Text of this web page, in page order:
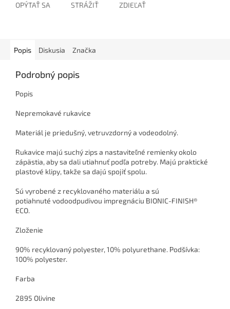
OPÝTAŤ SA STRÁŽIŤ ZDIEĽAŤ
Popis Diskusia Značka
Podrobný popis
Popis
Nepremokavé rukavice
Materiál je priedušný, vetruvzdorný a vodeodolný.
Rukavice majú suchý zips a nastaviteľné remienky okolo
zápästia, aby sa dali utiahnuť podľa potreby. Majú praktické
plastové klipy, takže sa dajú spojiť spolu.
Sú vyrobené z recyklovaného materiálu a sú
potiahnuté vodoodpudivou impregnáciu BIONIC-FINISH®
ECO.
Zloženie
90% recyklovaný polyester, 10% polyurethane. Podšívka:
100% polyester.
Farba
2895 Olivine